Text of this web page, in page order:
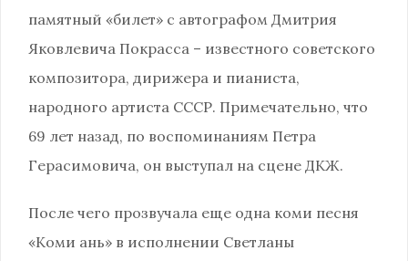
памятный «билет» с автографом Дмитрия
Яковлевича Покрасса – известного советского
композитора, дирижера и пианиста,
народного артиста СССР. Примечательно, что
69 лет назад, по воспоминаниям Петра
Герасимовича, он выступал на сцене ДКЖ.
После чего прозвучала еще одна коми песня
«Коми ань» в исполнении Светланы